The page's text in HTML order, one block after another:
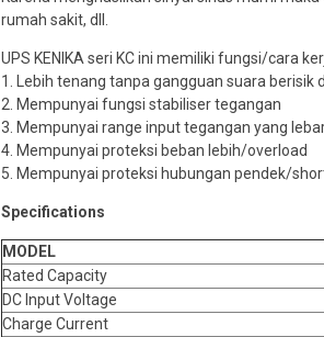
rumah sakit, dll.
UPS KENIKA seri KC ini memiliki fungsi/cara
1. Lebih tenang tanpa gangguan suara berisik
2. Mempunyai fungsi stabiliser tegangan
3. Mempunyai range input tegangan yang
4. Mempunyai proteksi beban lebih/overload
5. Mempunyai proteksi hubungan pendek/
Specifications
MODEL
Rated Capacity
DC Input Voltage
Charge Current